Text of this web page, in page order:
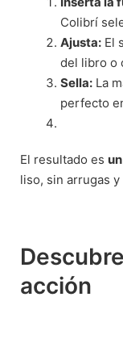
Colibrí
Ajusta: El
del libro o
Sella: La
perfecto
El resultado es
liso, sin arrugas
acción